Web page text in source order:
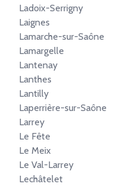
Ladoix-Serrigny
Laignes
Lamarche-sur-Saône
Lamargelle
Lantenay
Lanthes
Lantilly
Laperrière-sur-Saône
Larrey
Le Fête
Le Meix
Le Val-Larrey
Lechâtelet